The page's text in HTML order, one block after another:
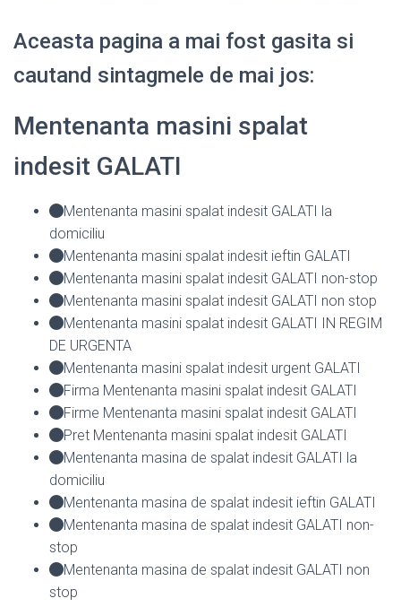
Aceasta pagina a mai fost gasita si
cautand sintagmele de mai jos:
Mentenanta masini spalat
indesit GALATI
Mentenanta masini spalat indesit GALATI la
domiciliu
Mentenanta masini spalat indesit ieftin GALATI
Mentenanta masini spalat indesit GALATI non-stop
Mentenanta masini spalat indesit GALATI non stop
Mentenanta masini spalat indesit GALATI IN REGIM
DE URGENTA
Mentenanta masini spalat indesit urgent GALATI
Firma Mentenanta masini spalat indesit GALATI
Firme Mentenanta masini spalat indesit GALATI
Pret Mentenanta masini spalat indesit GALATI
Mentenanta masina de spalat indesit GALATI la
domiciliu
Mentenanta masina de spalat indesit ieftin GALATI
Mentenanta masina de spalat indesit GALATI non-
stop
Mentenanta masina de spalat indesit GALATI non
stop